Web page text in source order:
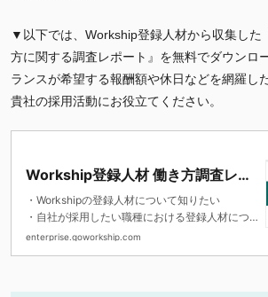
▼以下では、Workship登録人材から収集した
方に関する調査レポート』を無料でダウンロ
ランスが希望する報酬額や休日などを網羅し
貴社の採用活動にお役立てください。
Workship登録人材 働き方調査レポ
ート
・Workshipの登録人材について知りたい
・自社が採用したい職種における登録人材につ
いて理解したい
enterprise.goworkship.com